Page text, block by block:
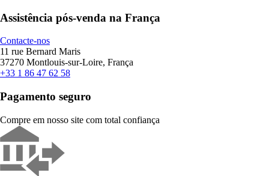
Assistência pós-venda na França
Contacte-nos
11 rue Bernard Maris
37270 Montlouis-sur-Loire, França
+33 1 86 47 62 58
Pagamento seguro
Compre em nosso site com total confiança